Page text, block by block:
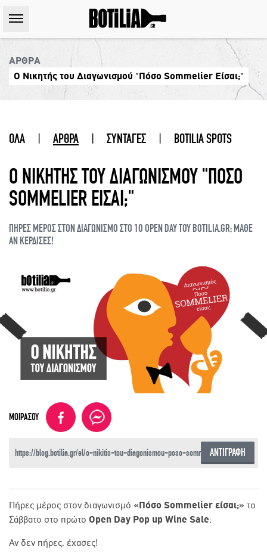
ΑΡΘΡΑ
Ο Νικητής του Διαγωνισμού "Πόσο Sommelier Είσαι;"
ΟΛΑ | ΑΡΘΡΑ | ΣΥΝΤΑΓΕΣ | BOTILIA SPOTS
Ο ΝΙΚΗΤΗΣ ΤΟΥ ΔΙΑΓΩΝΙΣΜΟΥ "ΠΟΣΟ
SOMMELIER ΕΙΣΑΙ;"
ΠΗΡΕΣ ΜΕΡΟΣ ΣΤΟΝ ΔΙΑΓΩΝΙΣΜΟ ΣΤΟ 1Ο OPEN DAY ΤΟΥ BOTILIA.GR; ΜΑΘΕ
ΑΝ ΚΕΡΔΙΣΕΣ!
ΜΟΙΡΑΣΟΥ
ΑΝΤΙΓΡΑΦΗ
Πήρες μέρος στον διαγωνισμό «Πόσο Sommelier είσαι;» το
Σάββατο στο πρώτο Open Day Pop up Wine Sale;
Αν δεν πήρες, έχασες!